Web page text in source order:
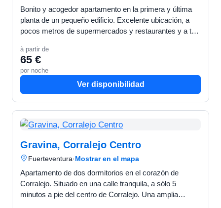
Bonito y acogedor apartamento en la primera y última
planta de un pequeño edificio. Excelente ubicación, a
pocos metros de supermercados y restaurantes y a tan
à partir de
65 €
por noche
Ver disponibilidad
Gravina, Corralejo Centro
Fuerteventura·Mostrar en el mapa
Apartamento de dos dormitorios en el corazón de
Corralejo. Situado en una calle tranquila, a sólo 5
minutos a pie del centro de Corralejo. Una amplia